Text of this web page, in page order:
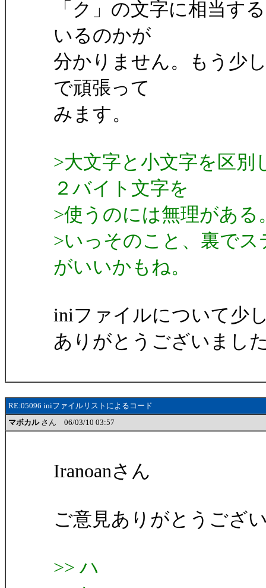
「ク」の文字に相当す
いるのかが
分かりません。もう少
で頑張って
みます。
>大文字と小文字を区
２バイト文字を
>使うのには無理がある
>いっそのこと、裏で
がいいかもね。
iniファイルについて少
ありがとうございまし
RE:05096 iniファイルリストによるコード
マボカルさん 06/03/10 03:57
Iranoanさん
ご意見ありがとうござ
>> ハ